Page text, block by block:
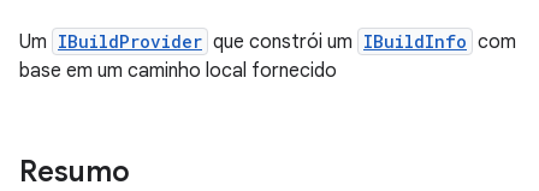
Um IBuildProvider que constrói um IBuildInfo com
base em um caminho local fornecido
Resumo